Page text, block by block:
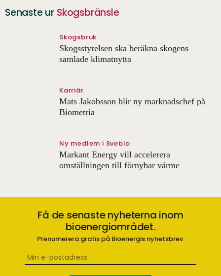
Senaste ur Skogsbränsle
Skogsbruk
Skogsstyrelsen ska beräkna skogens
samlade klimatnytta
Karriär
Mats Jakobsson blir ny marknadschef på
Biometria
Ny medlem i Svebio
Markant Energy vill accelerera
omställningen till förnybar värme
Få de senaste nyheterna inom
bioenergiområdet.
Prenumerera gratis på Bioenergis nyhetsbrev.